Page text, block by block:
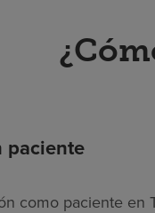
paciente
como paciente en